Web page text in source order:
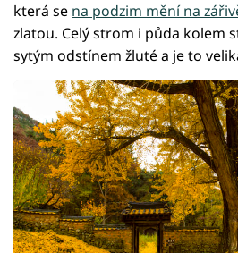
která se na podzim mění na
zlatou. Celý strom i půda kolem
sytým odstínem žluté a je to